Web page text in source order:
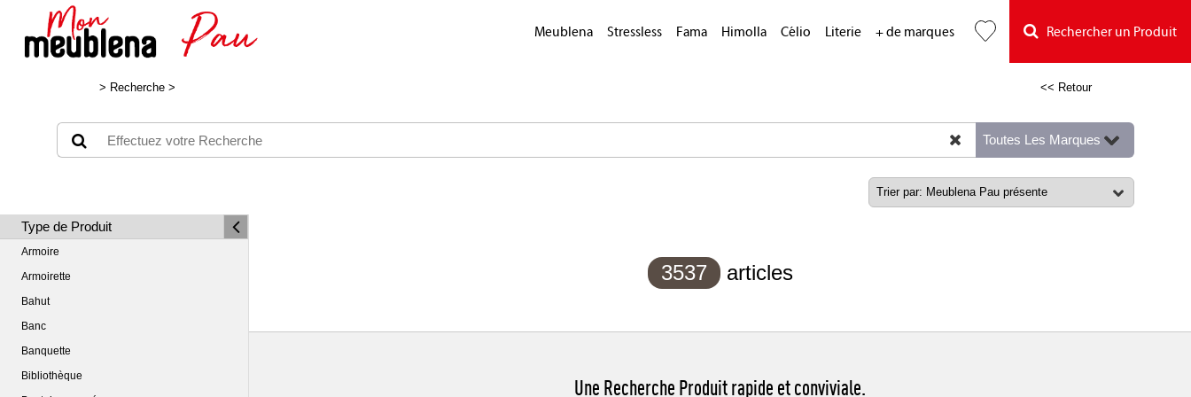
Meublena Stressless Fama Himolla Célio Literie + de marques Rechercher un Produit
> Recherche > << Retour
Type de Produit
Armoire
Armoirette
Bahut
Banc
Banquette
Bibliothèque
3537 articles
Une Recherche Produit rapide et conviviale.